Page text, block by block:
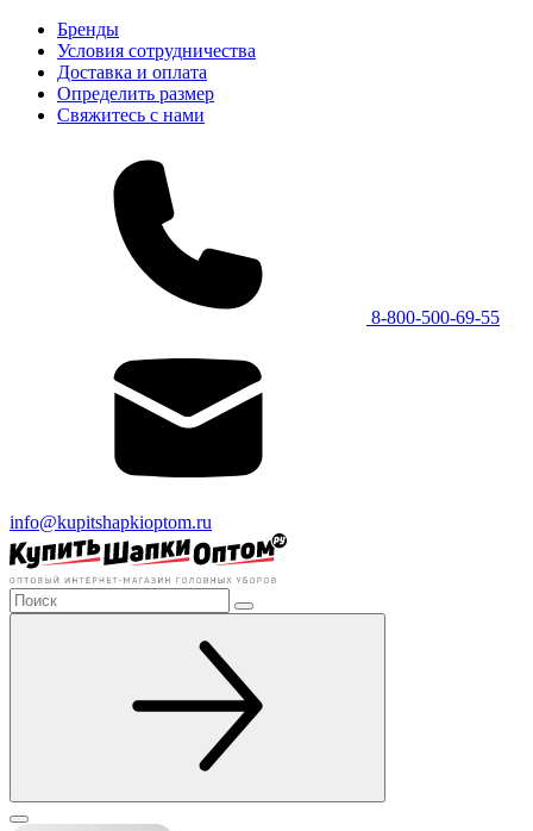
Бренды
Условия сотрудничества
Доставка и оплата
Определить размер
Свяжитесь с нами
8-800-500-69-55
info@kupitshapkioptom.ru